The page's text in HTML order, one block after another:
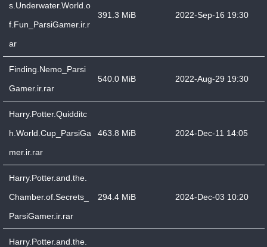
s.Underwater.World.o
f.Fun_ParsiGamer.ir.r
ar
391.3 MiB 2022-Sep-16 19:30
Finding.Nemo_Parsi
Gamer.ir.rar
540.0 MiB 2022-Aug-29 19:30
Harry.Potter.Quidditc
h.World.Cup_ParsiGa
mer.ir.rar
463.8 MiB 2024-Dec-11 14:05
Harry.Potter.and.the.
Chamber.of.Secrets_
ParsiGamer.ir.rar
294.4 MiB 2024-Dec-03 10:20
Harry.Potter.and.the.